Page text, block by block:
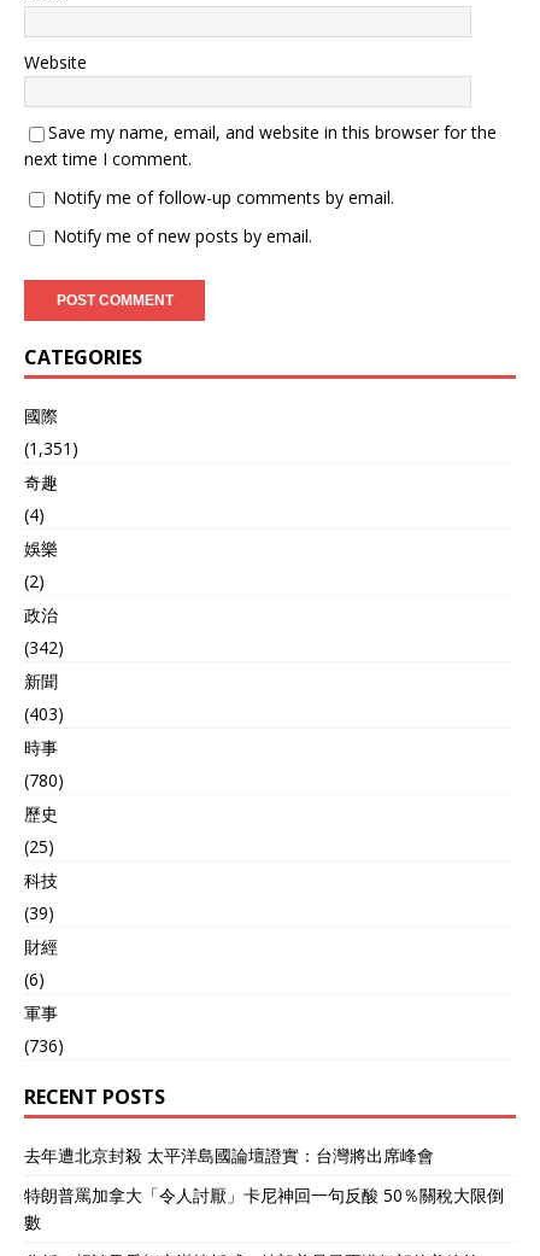
Website
Save my name, email, and website in this browser for the
next time I comment.
Notify me of follow-up comments by email.
Notify me of new posts by email.
CATEGORIES
國際
(1,351)
奇趣
(4)
娛樂
(2)
政治
(342)
新聞
(403)
時事
(780)
歷史
(25)
科技
(39)
財經
(6)
軍事
(736)
RECENT POSTS
去年遭北京封殺 太平洋島國論壇證實：台灣將出席峰會
特朗普罵加拿大「令人討厭」卡尼神回一句反酸 50％關稅大限倒
數